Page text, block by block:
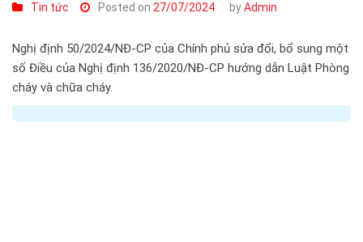
Tin tức Posted on 27/07/2024 byAdmin
Nghị định 50/2024/NĐ-CP của Chính phủ sửa đổi, bổ sung một
số Điều của Nghị định 136/2020/NĐ-CP hướng dẫn Luật Phòng
cháy và chữa cháy.